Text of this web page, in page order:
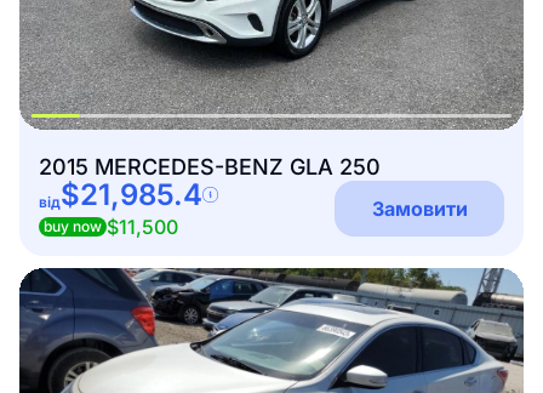
2015 MERCEDES-BENZ GLA 250
від$21,985.4
buy now $11,500
Замовити